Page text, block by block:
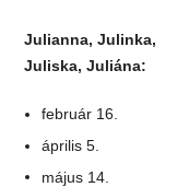
Julianna, Julinka,
Juliska, Juliána:
február 16.
április 5.
május 14.